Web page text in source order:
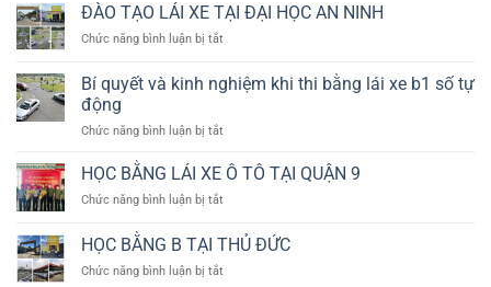
ĐÀO TẠO LÁI XE TẠI ĐẠI HỌC AN NINH
Chức năng bình luận bị tắt
TẠO
LÁI
TẠI
HỌC
NINH
Bí quyết và kinh nghiệm khi thi bằng lái xe b1 số tự
động
Chức năng bình luận bị tắt
quyết
kinh
khi
bằng
HỌC BẰNG LÁI XE Ô TÔ TẠI QUẬN 9
Chức năng bình luận bị tắt
BẰNG
LÁI
XE
HỌC BẰNG B TẠI THỦ ĐỨC
Chức năng bình luận bị tắt